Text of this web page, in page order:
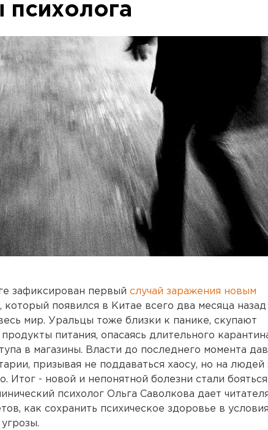
психолога
зафиксирован первый случай заражения новым
, который появился в Китае всего два месяца
мир. Уральцы тоже близки к панике, скупают
питания, опасаясь длительного
в магазины. Власти до последнего момента
призывая не поддаваться хаосу, но на людей
Итог - новой и непонятной болезни стали
психолог Ольга Саволкова дает
как сохранить психическое здоровье в